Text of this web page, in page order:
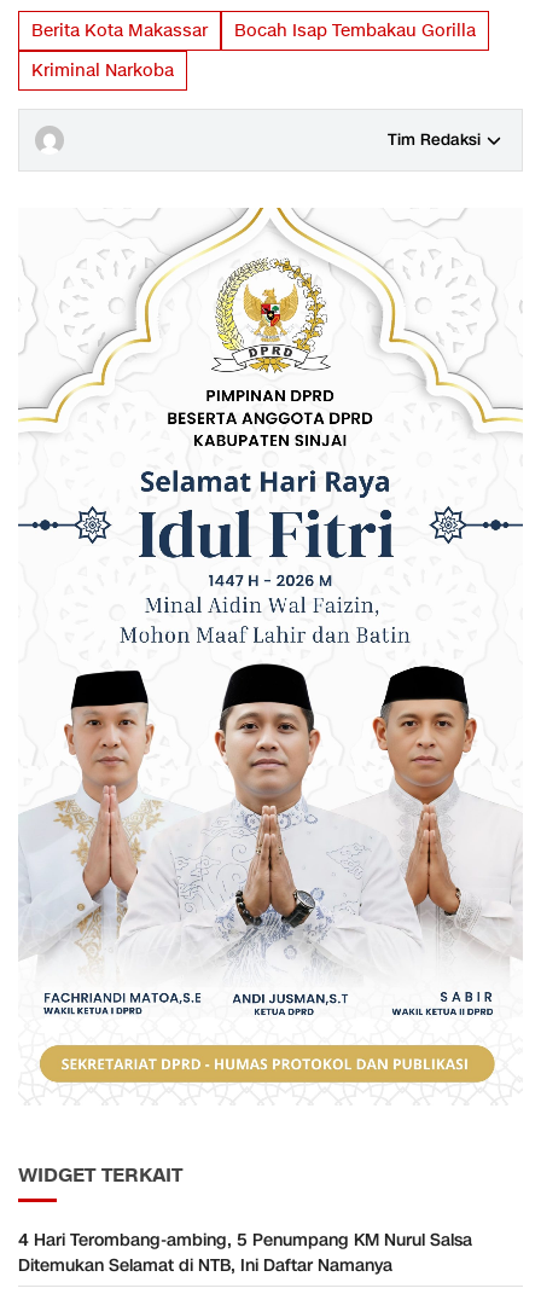
Berita Kota Makassar
Bocah Isap Tembakau Gorilla
Kriminal Narkoba
Tim Redaksi
WIDGET TERKAIT
​4 Hari Terombang-ambing, 5 Penumpang KM Nurul Salsa
Ditemukan Selamat di NTB, Ini Daftar Namanya